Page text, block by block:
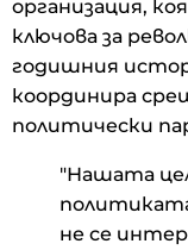
организация,
ключова за
годишния
координира
политически
"Нашата
не се